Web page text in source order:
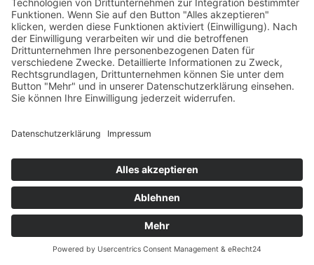
Honda BF 40/50/60 Propeller 3Blatt 11,6x11
Steigung 11 Zoll
219,00 €
inkl. Mwst. zzgl.
Versand
- 5%